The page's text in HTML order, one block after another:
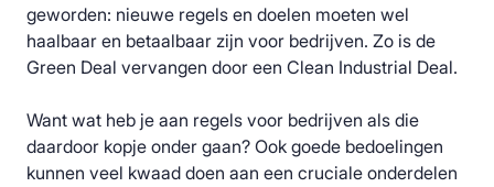
geworden: nieuwe regels en doelen moeten wel
haalbaar en betaalbaar zijn voor bedrijven. Zo is de
Green Deal vervangen door een Clean Industrial Deal.
Want wat heb je aan regels voor bedrijven als die
daardoor kopje onder gaan? Ook goede bedoelingen
kunnen veel kwaad doen aan een cruciale onderdelen